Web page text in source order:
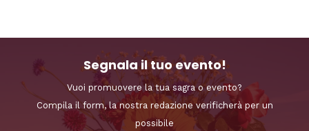
Segnala il tuo evento!
Vuoi promuovere la tua sagra o evento?
Compila il form, la nostra redazione verificherà per un
possibile